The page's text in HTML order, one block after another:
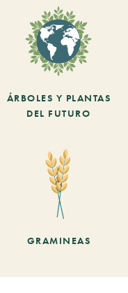
ÁRBOLES Y PLANTAS
DEL FUTURO
GRAMINEAS